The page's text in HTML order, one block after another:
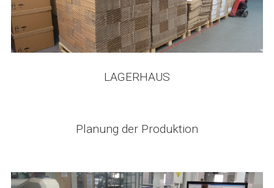
LAGERHAUS
Planung der Produktion